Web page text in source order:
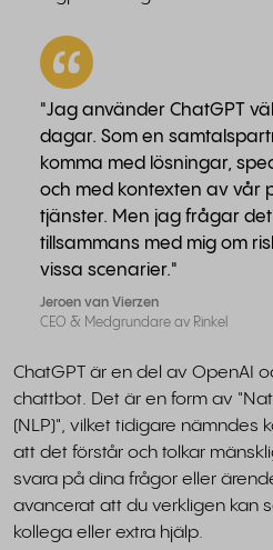
"Jag använder ChatGPT
dagar. Som en
komma med lösningar,
och med kontexten av vår
tjänster. Men jag frågar
tillsammans med mig om
vissa scenarier."
Jeroen van Vierzen
CEO & Medgrundare av Rinkel
ChatGPT är en del av OpenAI
chattbot. Det är en form av
(NLP)", vilket tidigare nämndes
att det förstår och tolkar
svara på dina frågor eller
avancerat att du verkligen kan
kollega eller extra hjälp.